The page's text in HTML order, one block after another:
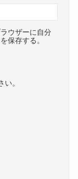
ウザーに自分
保存する。
い。